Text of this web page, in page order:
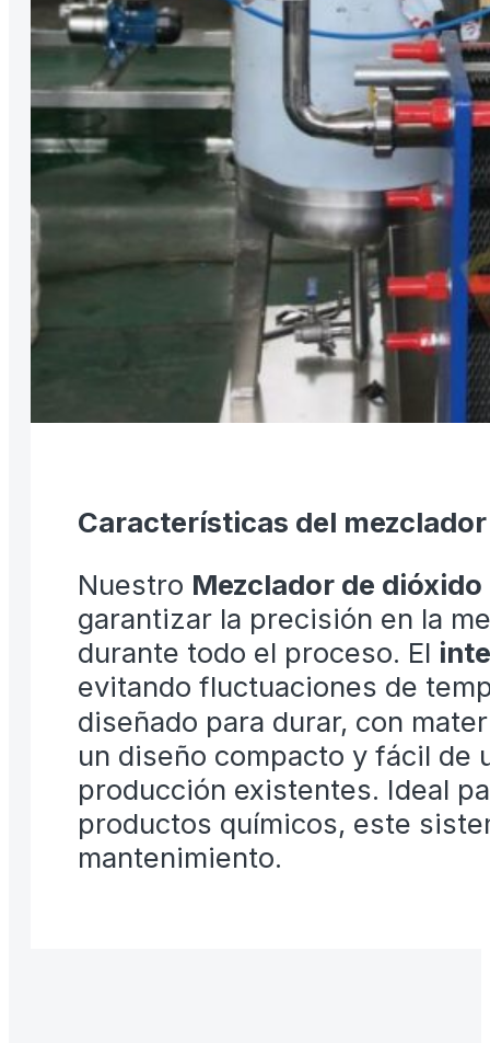
Características del
Nuestro Mezclador de
garantizar la precisión en la
durante todo el proceso. El
evitando fluctuaciones de
diseñado para durar, con
un diseño compacto y fácil de
producción existentes. Ideal
productos químicos, este
mantenimiento.